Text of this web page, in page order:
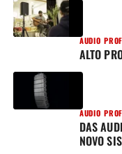
AUDIO
ALTO
AUDIO
DAS
NOVO